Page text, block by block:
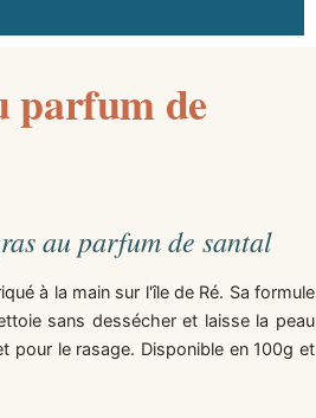
parfum de
au parfum de santal
à la main sur l'île de Ré. Sa formule
sans dessécher et laisse la peau
pour le rasage. Disponible en 100g et